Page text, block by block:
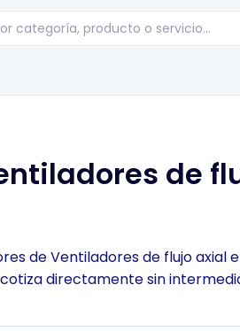
de
de Ventiladores de flujo axial
directamente sin